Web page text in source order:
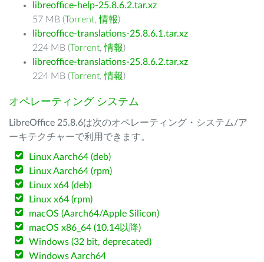
libreoffice-help-25.8.6.2.tar.xz
57 MB (Torrent,情報)
libreoffice-translations-25.8.6.1.tar.xz
224 MB (Torrent,情報)
libreoffice-translations-25.8.6.2.tar.xz
224 MB (Torrent,情報)
オペレーティング システム
LibreOffice 25.8.6は次のオペレーティング・システム/ア
ーキテクチャーで利用できます。
Linux Aarch64 (deb)
Linux Aarch64 (rpm)
Linux x64 (deb)
Linux x64 (rpm)
macOS (Aarch64/Apple Silicon)
macOS x86_64 (10.14以降)
Windows (32 bit, deprecated)
Windows Aarch64